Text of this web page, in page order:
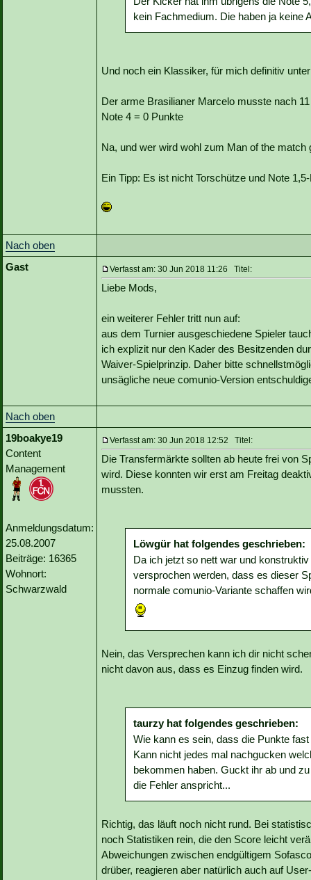
kein Fachmedium. Die haben ja keine
Und noch ein Klassiker, für mich definitiv
Der arme Brasilianer Marcelo musste nach
Note 4 = 0 Punkte
Na, und wer wird wohl zum Man of the match
Ein Tipp: Es ist nicht Torschütze und Note
Nach oben
Gast
Verfasst am: 30 Jun 2018 11:26 Titel:
Liebe Mods,
ein weiterer Fehler tritt nun auf:
aus dem Turnier ausgeschiedene Spieler
ich explizit nur den Kader des Besitzenden
Waiver-Spielprinzip. Daher bitte
unsägliche neue comunio-Version
Nach oben
19boakye19
Content
Management
Anmeldungsdatum:
25.08.2007
Beiträge: 16365
Wohnort:
Schwarzwald
Verfasst am: 30 Jun 2018 12:52 Titel:
Die Transfermärkte sollten ab heute frei von
wird. Diese konnten wir erst am Freitag
mussten.
Löwgür hat folgendes geschrieben:
Da ich jetzt so nett war und
versprochen werden, dass es dieser
normale comunio-Variante schaffen
Nein, das Versprechen kann ich dir nicht
nicht davon aus, dass es Einzug finden wird.
taurzy hat folgendes geschrieben:
Wie kann es sein, dass die Punkte
Kann nicht jedes mal nachgucken
bekommen haben. Guckt ihr ab und
die Fehler anspricht...
Richtig, das läuft noch nicht rund. Bei
noch Statistiken rein, die den Score leicht
Abweichungen zwischen endgültigem
drüber, reagieren aber natürlich auch auf